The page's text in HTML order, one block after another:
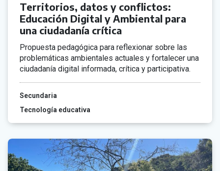
Territorios, datos y conflictos:
Educación Digital y Ambiental para
una ciudadanía crítica
Propuesta pedagógica para reflexionar sobre las
problemáticas ambientales actuales y fortalecer una
ciudadanía digital informada, crítica y participativa.
Secundaria
Tecnología educativa